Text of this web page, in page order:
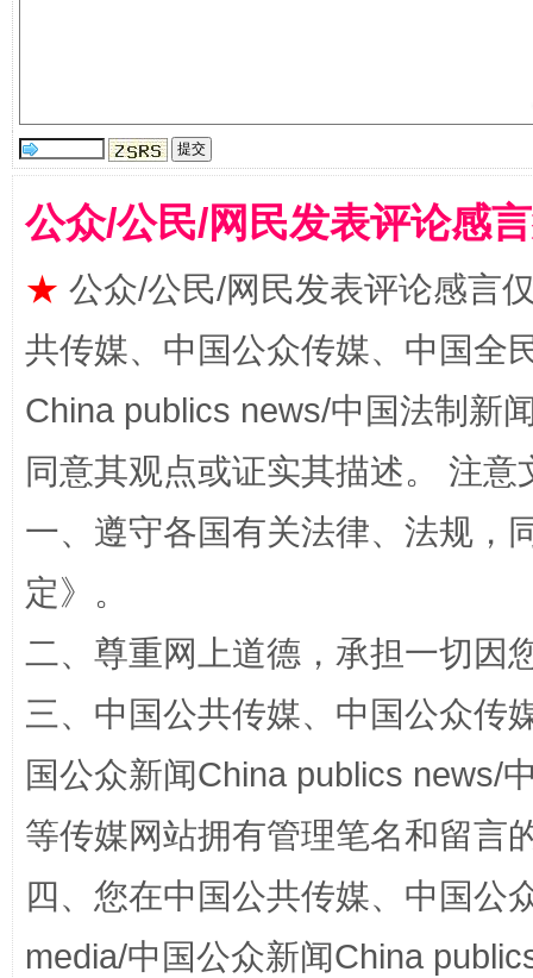
国家大学科技园优化重塑工作
扯下公款旅游的“隐身衣” 如何以
“蜀中异人”王建安的艺术幻境
公众/公民/网民发表评论感
★ 公众/公民/网民发表评论感言
共传媒、中国公众传媒、中国全
China publics news/中国法制新
同意其观点或证实其描述。 注
一、遵守各国有关法律、法规，
定》。
二、尊重网上道德，承担一切因
三、中国公共传媒、中国公众传
国公众新闻China publics news/
等传媒网站拥有管理笔名和留言
四、您在中国公共传媒、中国公
media/中国公众新闻China